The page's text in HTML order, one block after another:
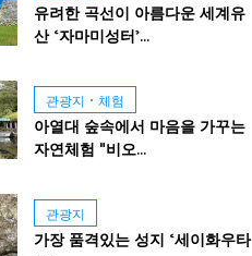
유려한 곡선이 아름다운 세계유
산 ‘자마미성터’...
관광지・체험
아열대 숲속에서 마음을 가꾸는
자연체험 "비오...
관광지
가장 품격있는 성지 ‘세이화우타